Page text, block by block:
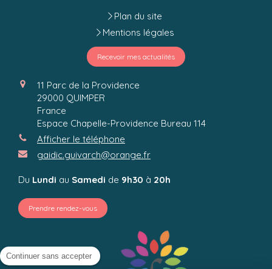
Plan du site
Mentions légales
Recevoir mes actualités
11 Parc de la Providence
29000 QUIMPER
France
Espace Chapelle-Providence Bureau 114
Afficher le téléphone
gaidic.guivarch@orange.fr
Du Lundi au Samedi de 9h30 à 20h
Prendre rendez-vous
Continuer sans accepter